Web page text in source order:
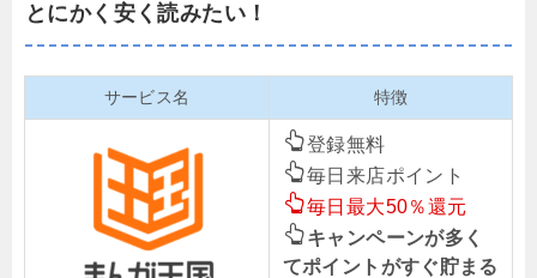
とにかく安く読みたい！
サービス名 特徴
登録無料
毎日来店ポイント
毎日最大50％還元
キャンペーンが多く
てポイントがすぐ貯まる